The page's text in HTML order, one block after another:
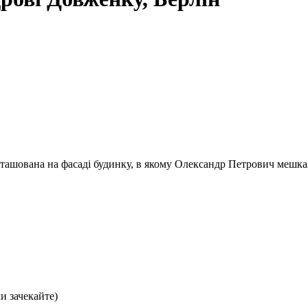
на фасаді будинку, в якому Олександр Петрович
зачекайте)